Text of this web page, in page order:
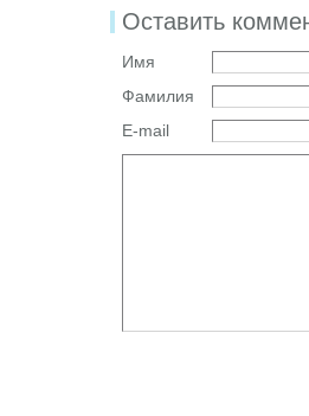
Оставить
Имя
Фамилия
E-mail